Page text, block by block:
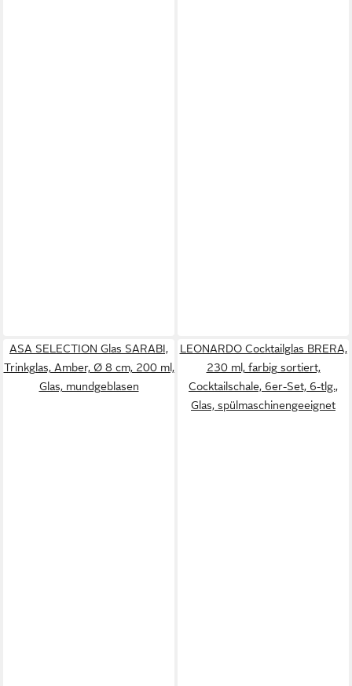
ASA SELECTION Glas SARABI,
Trinkglas, Amber, Ø 8 cm, 200 ml,
Glas, mundgeblasen
LEONARDO Cocktailglas BRERA,
230 ml, farbig sortiert,
Cocktailschale, 6er-Set, 6-tlg.,
Glas, spülmaschinengeeignet